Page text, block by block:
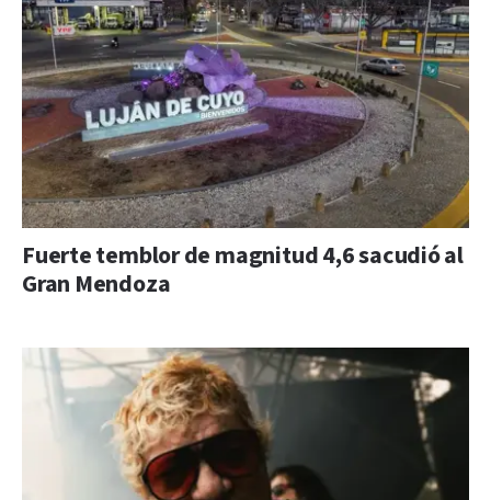
Fuerte temblor de magnitud 4,6 sacudió al
Gran Mendoza